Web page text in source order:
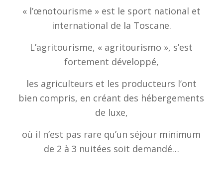
« l’œnotourisme » est le sport national et
international de la Toscane.
L’agritourisme, « agritourismo », s’est
fortement développé,
les agriculteurs et les producteurs l’ont
bien compris, en créant des hébergements
de luxe,
où il n’est pas rare qu’un séjour minimum
de 2 à 3 nuitées soit demandé…